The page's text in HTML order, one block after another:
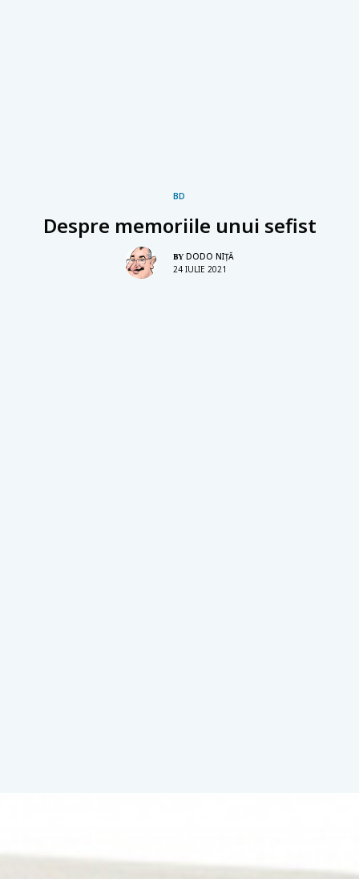
BD
Despre memoriile unui sefist
BY DODO NIŢĂ
24 IULIE 2021